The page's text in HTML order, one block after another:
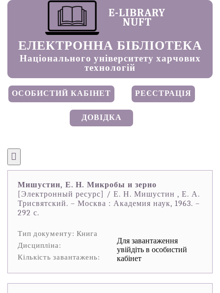
E-LIBRARY
NUFT
ЕЛЕКТРОННА БІБЛІОТЕКА
Національного університету харчових
технологій
ОСОБИСТИЙ КАБІНЕТ РЕЄСТРАЦІЯ
ДОВІДКА
Мишустин, Е. Н. Микробы и зерно
[Электронный ресурс] / Е. Н. Мишустин , Е. А.
Трисвятский. – Москва : Академия наук, 1963. –
292 с.
Тип документу: Книга
Дисципліна:
Кількість завантажень:
Для завантаження
увійдіть в особистий
кабінет